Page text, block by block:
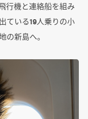
行機と連絡船を組み
ている19人乗りの小
の新島へ。